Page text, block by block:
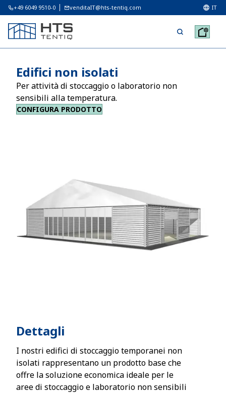
+49 6049 9510-0 venditaIT@hts-tentiq.com IT
Edifici non isolati
Per attività di stoccaggio o laboratorio non
sensibili alla temperatura.
CONFIGURA PRODOTTO
Dettagli
I nostri edifici di stoccaggio temporanei non
isolati rappresentano un prodotto base che
offre la soluzione economica ideale per le
aree di stoccaggio e laboratorio non sensibili